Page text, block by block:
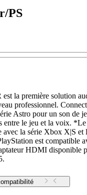
PS
la première solution
professionnel.
Astro pour un son de
entre le jeu et la voix.
avec la série Xbox X|S et
est compatible
HDMI disponible